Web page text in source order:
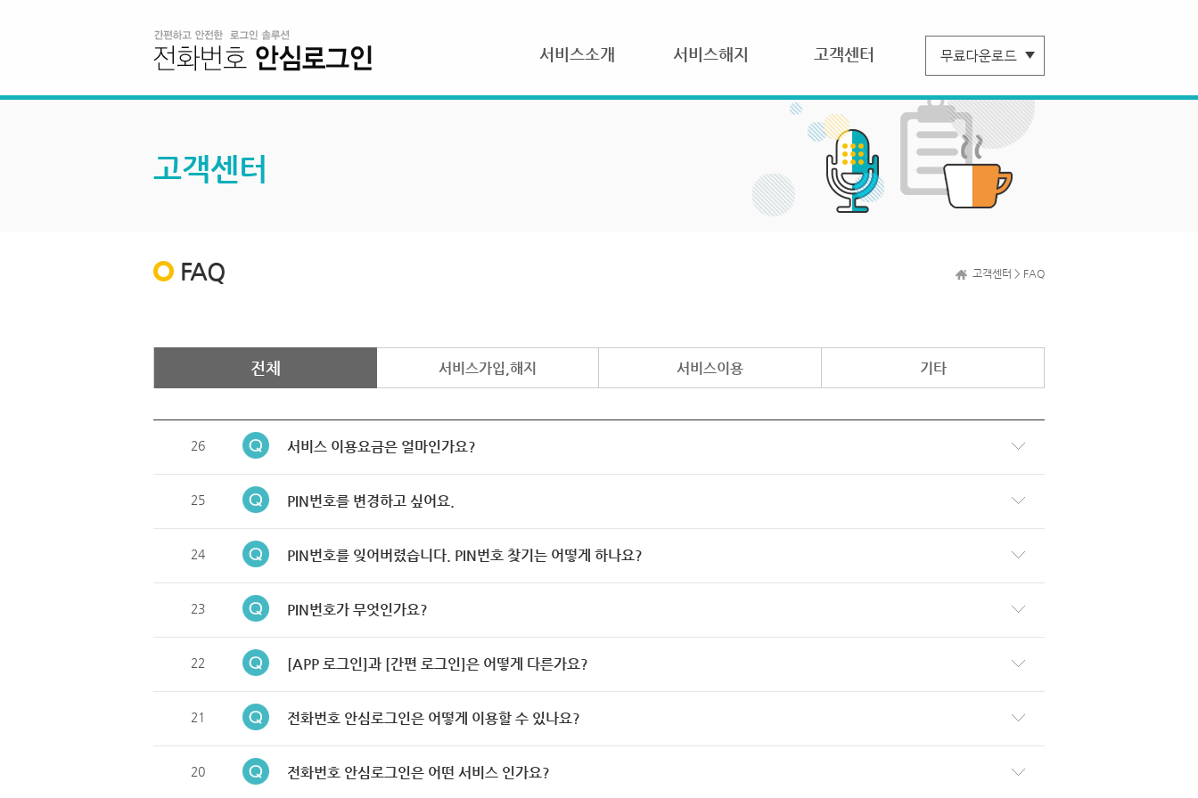
서비스소개 서비스해지 고객센터
고객센터
FAQ 고객센터 > FAQ
전체 서비스가입,해지 서비스이용 기타
26 서비스 이용요금은 얼마인가요?
25 PIN번호를 변경하고 싶어요.
24 PIN번호를 잊어버렸습니다. PIN번호 찾기는 어떻게 하나요?
23 PIN번호가 무엇인가요?
22 [APP 로그인]과 [간편 로그인]은 어떻게 다른가요?
21 전화번호 안심로그인은 어떻게 이용할 수 있나요?
20 전화번호 안심로그인은 어떤 서비스 인가요?